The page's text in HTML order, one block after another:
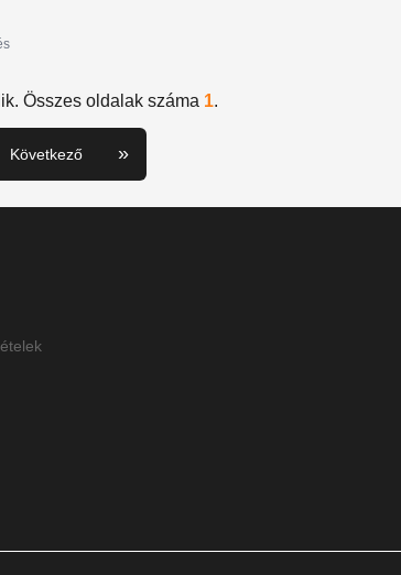
Összes oldalak száma 1.
Következő »